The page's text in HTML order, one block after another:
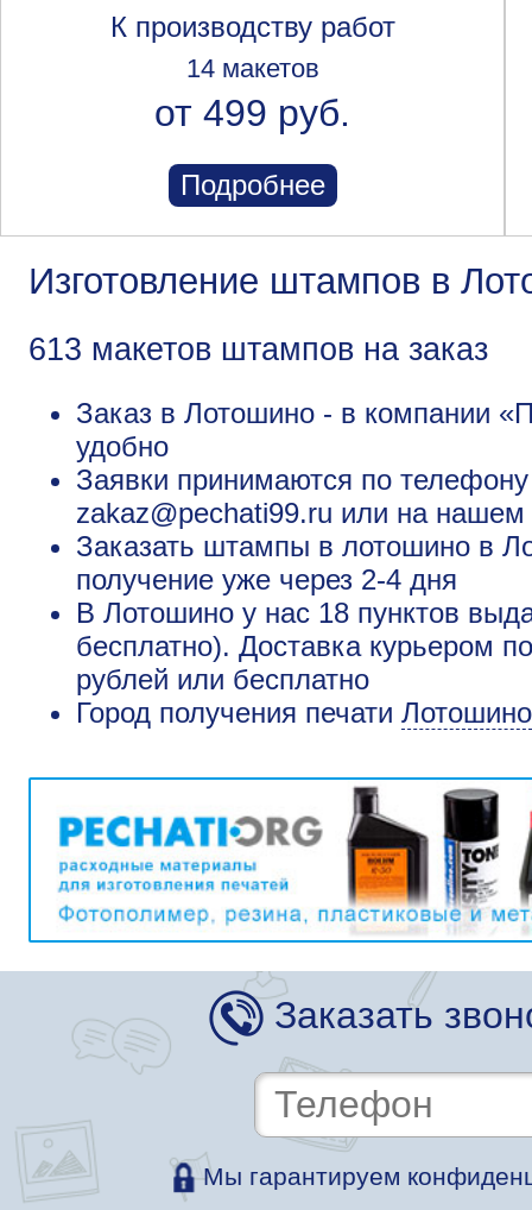
К производству работ
14 макетов
от 499 руб.
Подробнее
Изготовление штампов в
613 макетов штампов на заказ
Заказ в Лотошино - в компании
удобно
Заявки принимаются по
zakaz@pechati99.ru или на нашем
Заказать штампы в лотошино в
получение уже через 2-4 дня
В Лотошино у нас 18 пунктов
бесплатно). Доставка курьером
рублей или бесплатно
Город получения печати Лотошино
Заказать
Мы гарантируем